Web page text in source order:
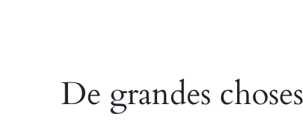
De grandes